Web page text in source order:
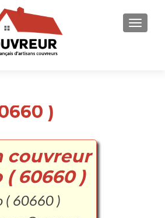
)
couvreur
( 60660 )
( 60660 )